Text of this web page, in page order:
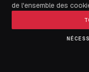
FLAMBEAU DES
de l'ensemble des